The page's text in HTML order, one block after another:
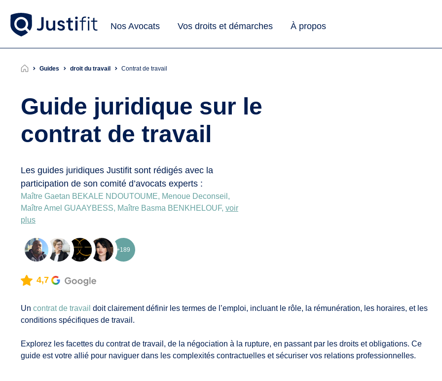
Nos Avocats Vos droits et démarches À propos
Guides droit du travail contrat de travail
Guide juridique sur le
contrat de travail
Les guides juridiques Justifit sont rédigés avec la
participation de son comité d’avocats experts :
Maître Gaetan BEKALE NDOUTOUME, Menoue Deconseil,
Maître Amel GUAAYBESS, Maître Basma BENKHELOUF, voir
plus
+189
4,7
Un contrat de travail doit clairement définir les termes de l’emploi, incluant le rôle, la rémunération, les horaires, et les
conditions spécifiques de travail.
Explorez les facettes du contrat de travail, de la négociation à la rupture, en passant par les droits et obligations. Ce
guide est votre allié pour naviguer dans les complexités contractuelles et sécuriser vos relations professionnelles.